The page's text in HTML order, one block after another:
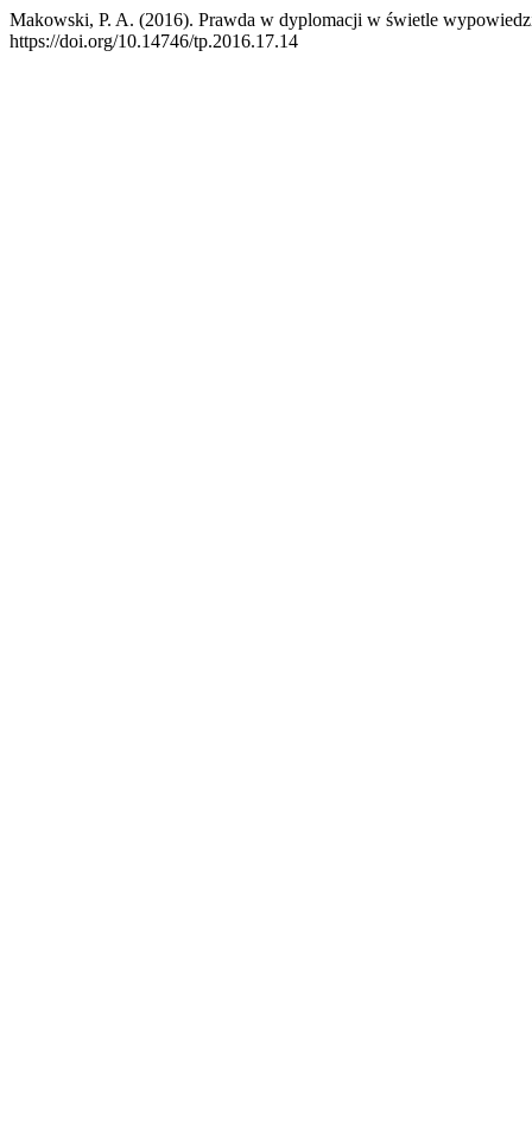
Makowski, P. A. (2016). Prawda w dyplomacji w świetle
https://doi.org/10.14746/tp.2016.17.14